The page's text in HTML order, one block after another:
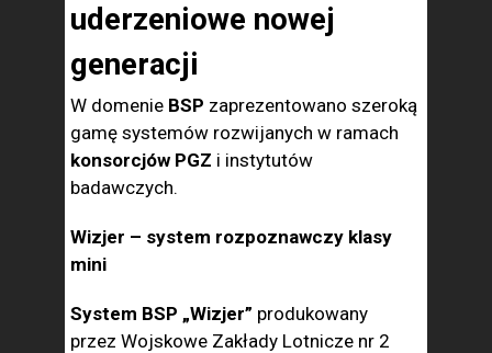
uderzeniowe nowej
generacji
W domenie BSP zaprezentowano szeroką
gamę systemów rozwijanych w ramach
konsorcjów PGZ i instytutów
badawczych.
Wizjer – system rozpoznawczy klasy
mini
System BSP „Wizjer” produkowany
przez Wojskowe Zakłady Lotnicze nr 2